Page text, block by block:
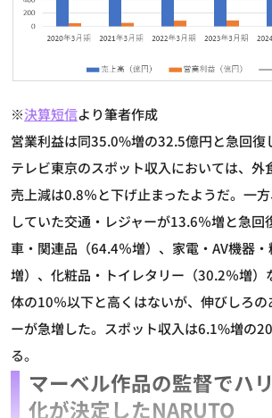
※決算短信より筆者作成
営業利益は同35.0%増の32.5億円と急回復
テレビ東京のスポット収入においては、外
売上減は0.8％と下げ止まったようだ。一
していた交通・レジャーが13.6％増と急回
車・関連品（64.4％増）、家電・AV機器
増）、化粧品・トイレタリー（30.2％増）
体の10％以下と高くはないが、伸びしろの
ーが急増した。スポット収入は6.1%増の
る。
マーベル作品の監督でハ
化が決定したNARUTO